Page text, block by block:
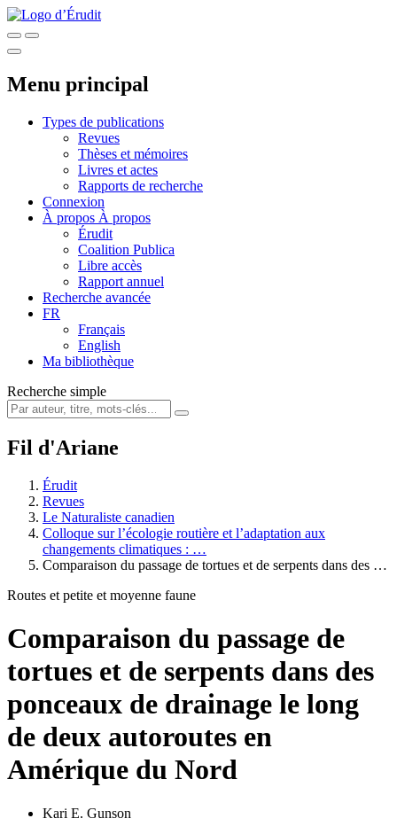
Menu principal
Types de publications
Revues
Thèses et mémoires
Livres et actes
Rapports de recherche
Connexion
À propos À propos
Érudit
Coalition Publica
Libre accès
Rapport annuel
Recherche avancée
FR
Français
English
Ma bibliothèque
Recherche simple
Fil d'Ariane
Érudit
Revues
Le Naturaliste canadien
Colloque sur l’écologie routière et l’adaptation aux
changements climatiques : …
Comparaison du passage de tortues et de serpents dans des …
Routes et petite et moyenne faune
Comparaison du passage de
tortues et de serpents dans des
ponceaux de drainage le long
de deux autoroutes en
Amérique du Nord
Kari E. Gunson